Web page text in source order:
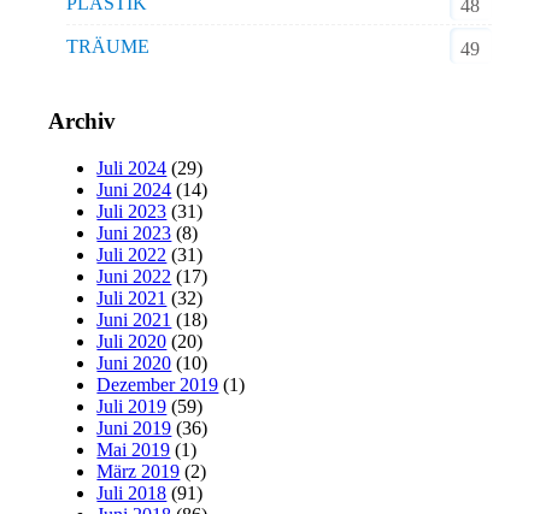
48
TRÄUME
49
Archiv
Juli 2024 (29)
Juni 2024 (14)
Juli 2023 (31)
Juni 2023 (8)
Juli 2022 (31)
Juni 2022 (17)
Juli 2021 (32)
Juni 2021 (18)
Juli 2020 (20)
Juni 2020 (10)
Dezember 2019 (1)
Juli 2019 (59)
Juni 2019 (36)
Mai 2019 (1)
März 2019 (2)
Juli 2018 (91)